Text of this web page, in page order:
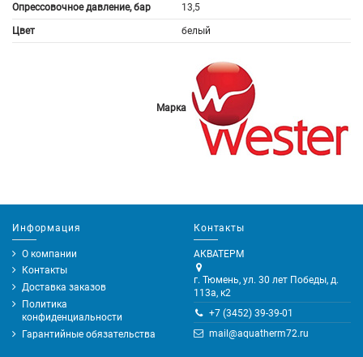
Опрессовочное давление, бар 13,5
Цвет белый
Марка
Информация
О компании
Контакты
Доставка заказов
Политика
конфиденциальности
Гарантийные обязательства
Контакты
АКВАТЕРМ
г. Тюмень, ул. 30 лет Победы, д.
113а, к2
+7 (3452) 39-39-01
mail@aquatherm72.ru